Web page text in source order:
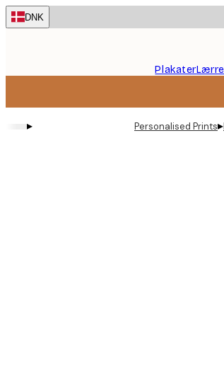
Skip
to
DNK
Plakater
▸ Personalised Prints▸